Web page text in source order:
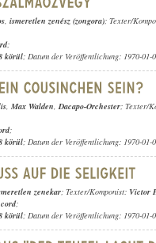
, ismeretlen zenész (zongora); Texter/
;
körül; Datum der Veröffentlichung: 1970-01-
, Max Walden,Dacapo-Orchester; Texter/
;
körül; Datum der Veröffentlichung: 1970-01-
zenekar; Texter/Komponist: Victor
;
körül; Datum der Veröffentlichung: 1970-01-